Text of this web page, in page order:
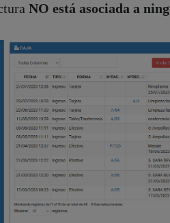
NO está asociada a